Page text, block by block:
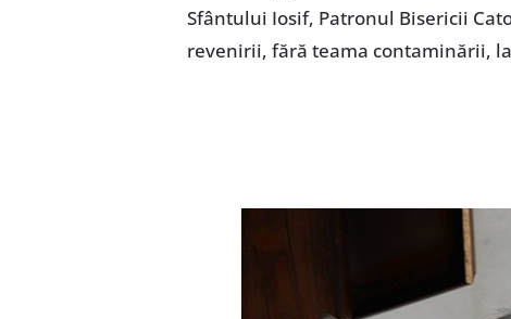
Sfântului Iosif, Patronul Bisericii
revenirii, fără teama contaminării,